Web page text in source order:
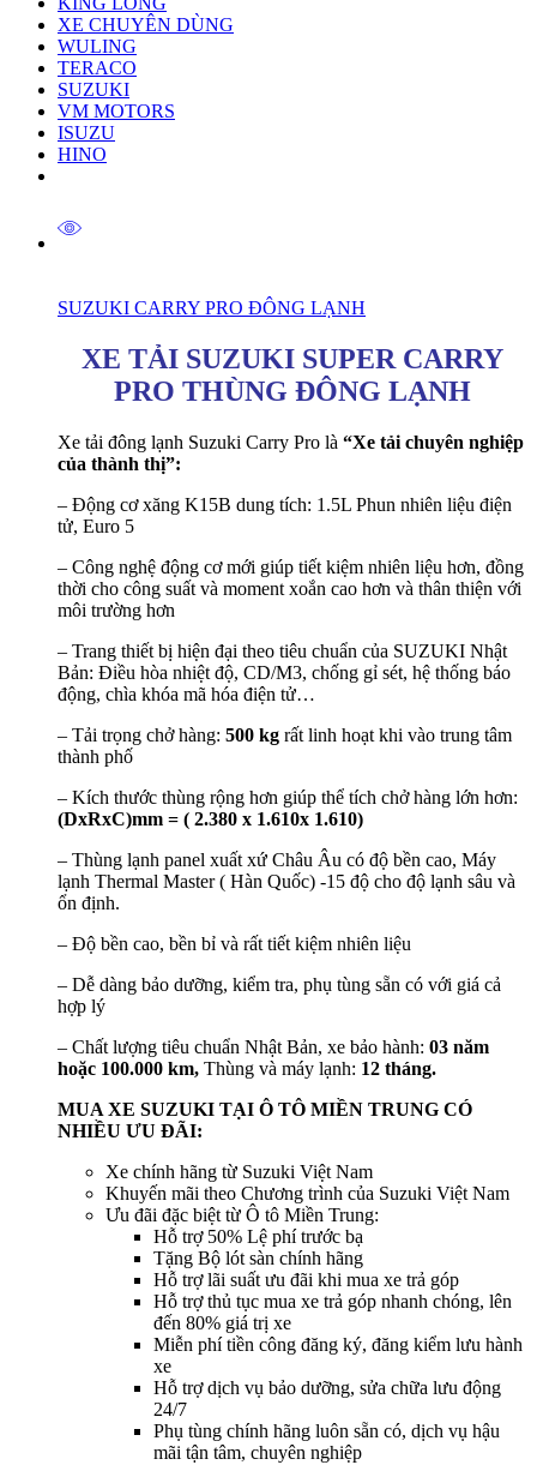
XE CHUYÊN DÙNG
WULING
TERACO
SUZUKI
VM MOTORS
ISUZU
HINO
SUZUKI CARRY PRO ĐÔNG LẠNH
XE TẢI SUZUKI SUPER CARRY
PRO THÙNG ĐÔNG LẠNH
Xe tải đông lạnh Suzuki Carry Pro là “Xe tải chuyên nghiệp
của thành thị”:
– Động cơ xăng K15B dung tích: 1.5L Phun nhiên liệu điện
tử, Euro 5
– Công nghệ động cơ mới giúp tiết kiệm nhiên liệu hơn, đồng
thời cho công suất và moment xoắn cao hơn và thân thiện với
môi trường hơn
– Trang thiết bị hiện đại theo tiêu chuẩn của SUZUKI Nhật
Bản: Điều hòa nhiệt độ, CD/M3, chống gỉ sét, hệ thống báo
động, chìa khóa mã hóa điện tử…
– Tải trọng chở hàng: 500 kg rất linh hoạt khi vào trung tâm
thành phố
– Kích thước thùng rộng hơn giúp thể tích chở hàng lớn hơn:
(DxRxC)mm = ( 2.380 x 1.610x 1.610)
– Thùng lạnh panel xuất xứ Châu Âu có độ bền cao, Máy
lạnh Thermal Master ( Hàn Quốc) -15 độ cho độ lạnh sâu và
ổn định.
– Độ bền cao, bền bỉ và rất tiết kiệm nhiên liệu
– Dễ dàng bảo dưỡng, kiểm tra, phụ tùng sẵn có với giá cả
hợp lý
– Chất lượng tiêu chuẩn Nhật Bản, xe bảo hành: 03 năm
hoặc 100.000 km, Thùng và máy lạnh: 12 tháng.
MUA XE SUZUKI TẠI Ô TÔ MIỀN TRUNG CÓ
NHIỀU ƯU ĐÃI:
Xe chính hãng từ Suzuki Việt Nam
Khuyến mãi theo Chương trình của Suzuki Việt Nam
Ưu đãi đặc biệt từ Ô tô Miền Trung:
Hỗ trợ 50% Lệ phí trước bạ
Tặng Bộ lót sàn chính hãng
Hỗ trợ lãi suất ưu đãi khi mua xe trả góp
Hỗ trợ thủ tục mua xe trả góp nhanh chóng, lên
đến 80% giá trị xe
Miễn phí tiền công đăng ký, đăng kiểm lưu hành
xe
Hỗ trợ dịch vụ bảo dưỡng, sửa chữa lưu động
24/7
Phụ tùng chính hãng luôn sẵn có, dịch vụ hậu
mãi tận tâm, chuyên nghiệp